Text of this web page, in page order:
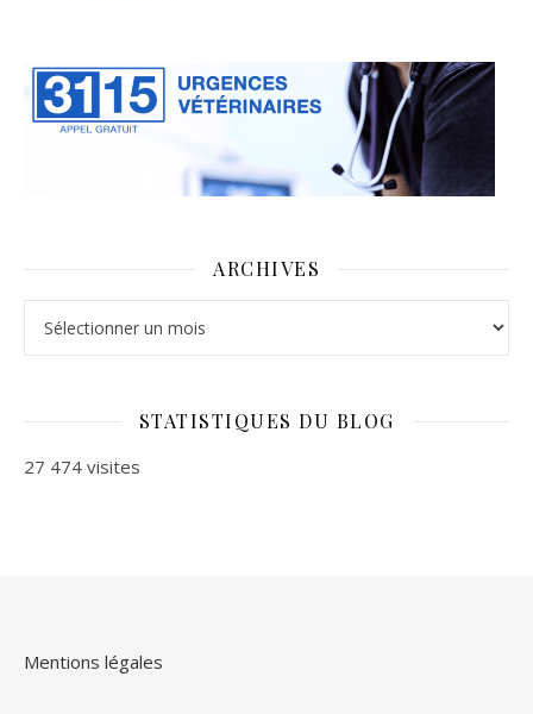
ARCHIVES
STATISTIQUES DU BLOG
27 474 visites
Mentions légales